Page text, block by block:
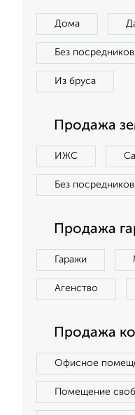
Дома
Без посредников
Из бруса
Продажа
ИЖС
Без посредников
Продажа
Гаражи
Агенство
Продажа
Офисное
Помещение